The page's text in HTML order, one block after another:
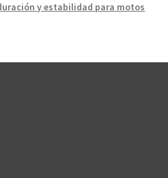
y estabilidad para motos